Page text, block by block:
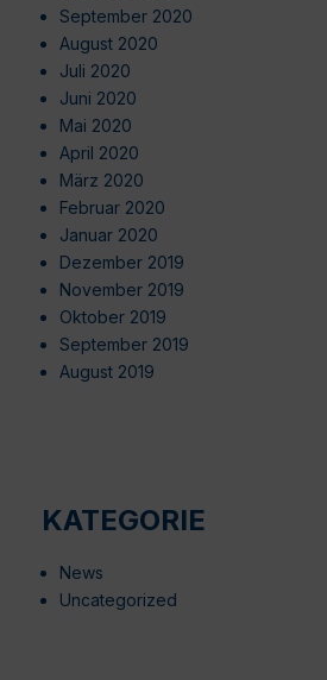
September 2020
August 2020
Juli 2020
Juni 2020
Mai 2020
April 2020
März 2020
Februar 2020
Januar 2020
Dezember 2019
November 2019
Oktober 2019
September 2019
August 2019
KATEGORIE
News
Uncategorized